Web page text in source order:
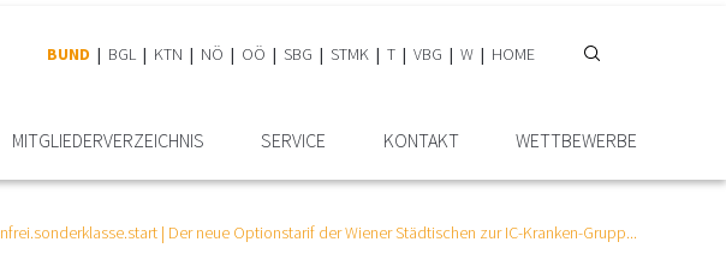
BUND BGL KTN NÖ OÖ SBG STMK T VBG W HOME
MITGLIEDER­VERZEICHNIS SERVICE KONTAKT WETTBEWERBE
| Der neue Optionstarif der Wiener Städtischen zur IC-Kranken-Grupp...